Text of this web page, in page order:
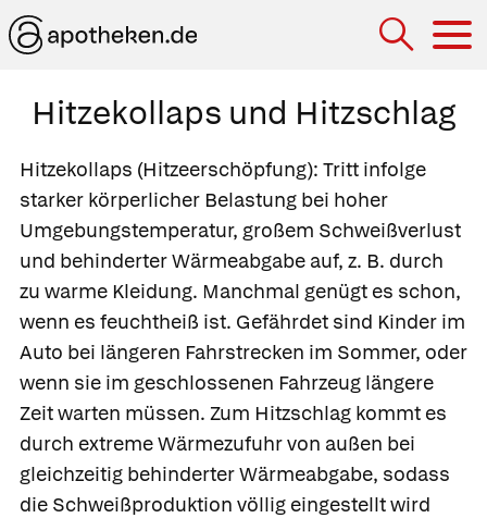
Hitzekollaps und Hitzschlag
Hitzekollaps (Hitzeerschöpfung): Tritt infolge
starker körperlicher Belastung bei hoher
Umgebungstemperatur, großem Schweißverlust
und behinderter Wärmeabgabe auf, z. B. durch
zu warme Kleidung. Manchmal genügt es schon,
wenn es feuchtheiß ist. Gefährdet sind Kinder im
Auto bei längeren Fahrstrecken im Sommer, oder
wenn sie im geschlossenen Fahrzeug längere
Zeit warten müssen. Zum Hitzschlag kommt es
durch extreme Wärmezufuhr von außen bei
gleichzeitig behinderter Wärmeabgabe, sodass
die Schweißproduktion völlig eingestellt wird